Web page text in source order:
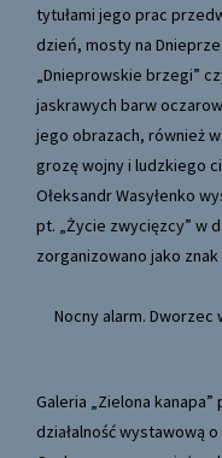
tytułami jego prac
dzień, mosty na
„Dnieprowskie brzegi”
jaskrawych barw
jego obrazach, również
grozę wojny i ludzkiego
Ołeksandr Wasyłenko
pt. „Życie zwycięzcy” w
zorganizowano jako
Nocny alarm. Dworzec
Galeria „Zielona
działalność wystawową